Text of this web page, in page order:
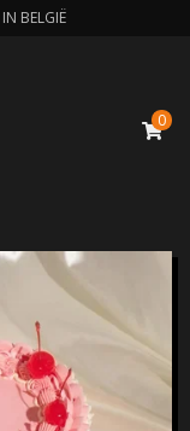
BELGIË
0